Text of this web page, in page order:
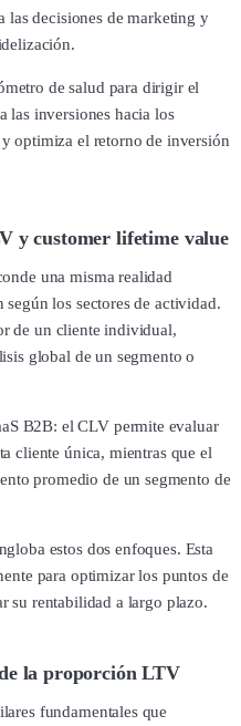
las decisiones de marketing y
de salud para dirigir el
las inversiones hacia los
optimiza el retorno de inversión
y customer lifetime value
una misma realidad
los sectores de actividad.
de un cliente individual,
global de un segmento o
B2B: el CLV permite evaluar
cliente única, mientras que el
promedio de un segmento de
estos dos enfoques. Esta
para optimizar los puntos de
su rentabilidad a largo plazo.
la proporción LTV
fundamentales que